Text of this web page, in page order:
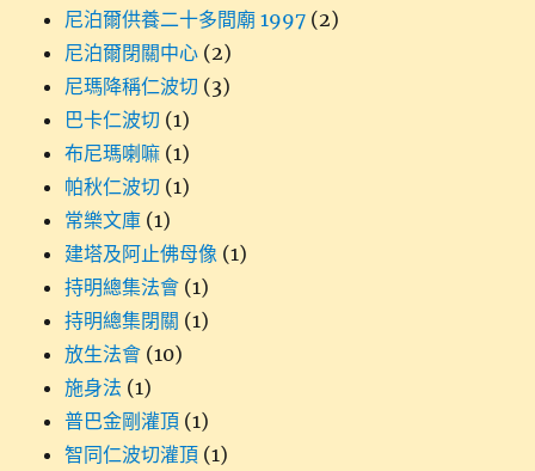
尼泊爾供養二十多間廟 1997 (2)
尼泊爾閉關中心 (2)
尼瑪降稱仁波切 (3)
巴卡仁波切 (1)
布尼瑪喇嘛 (1)
帕秋仁波切 (1)
常樂文庫 (1)
建塔及阿止佛母像 (1)
持明總集法會 (1)
持明總集閉關 (1)
放生法會 (10)
施身法 (1)
普巴金剛灌頂 (1)
智同仁波切灌頂 (1)